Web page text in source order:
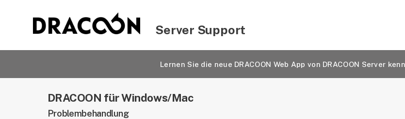
Server Support
Lernen Sie die neue DRACOON Web App von DRACOON Server
DRACOON für Windows/Mac
Problembehandlung